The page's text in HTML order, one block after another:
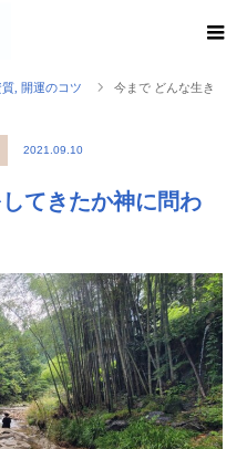
質 開運のコツ
今まで どんな生き
2021.09.10
てきたか神に問わ